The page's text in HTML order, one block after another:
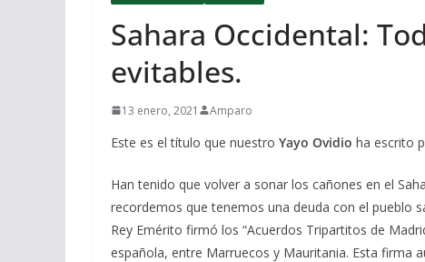
Sahara Occidental:
evitables.
13 enero, 2021 Amparo
Este es el título que nuestro Yayo Ovidio ha escrito
Han tenido que volver a sonar los cañones en el
recordemos que tenemos una deuda con el pueblo
Rey Emérito firmó los “Acuerdos Tripartitos de
española, entre Marruecos y Mauritania. Esta firma